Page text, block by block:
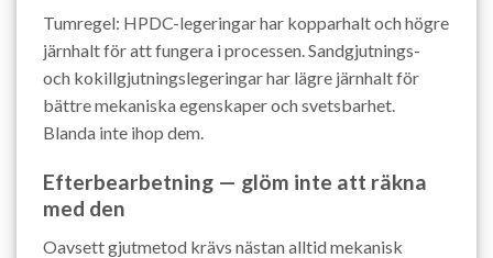
Tumregel: HPDC-legeringar har kopparhalt och högre
järnhalt för att fungera i processen. Sandgjutnings-
och kokillgjutningslegeringar har lägre järnhalt för
bättre mekaniska egenskaper och svetsbarhet.
Blanda inte ihop dem.
Efterbearbetning — glöm inte att räkna
med den
Oavsett gjutmetod krävs nästan alltid mekanisk